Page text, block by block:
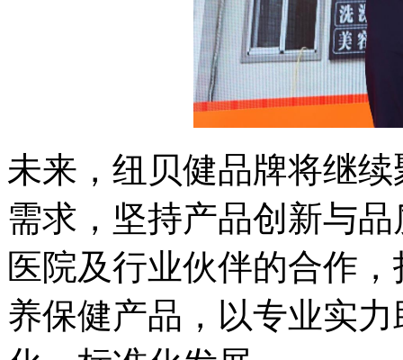
未来，纽贝健品牌将继
需求，坚持产品创新与
医院及行业伙伴的合作
养保健产品，以专业实